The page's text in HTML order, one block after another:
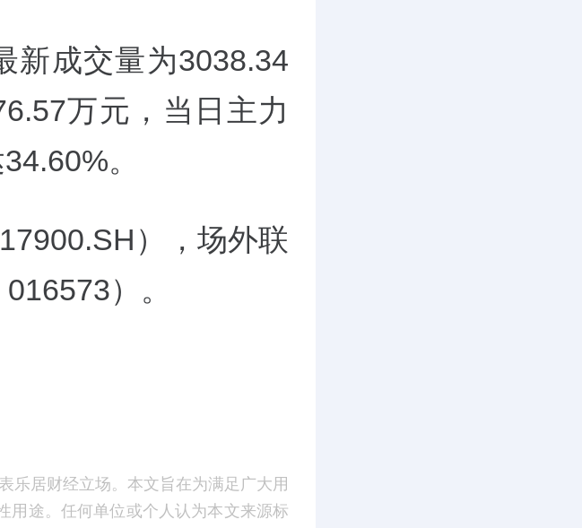
成交量为3038.34
万元，当日主力
。
），场外联
）。
乐居财经立场。本文旨在为满足广大用
用途。任何单位或个人认为本文来源标